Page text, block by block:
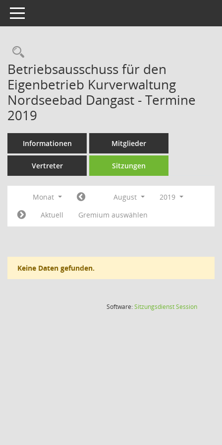
Toggle navigation
Rechercheauswahl
Betriebsausschuss für den
Eigenbetrieb Kurverwaltung
Nordseebad Dangast - Termine
2019
Informationen Mitglieder
Vertreter Sitzungen
Monat August
2019
Aktuell
Gremium auswählen
Keine Daten gefunden.
Software:SitzungsdienstSession(Wird in